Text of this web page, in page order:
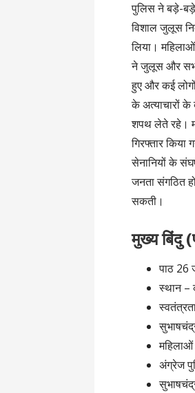
पुलिस ने बड़े-बड़े
विशाल जुलूस
लिया।
ने जुलूस और सभा
हुए और कई
के अत्याचारों
शपथ लेते रहे।
गिरफ्तार
सेनानियों के
जनता संगठित
सकती।
मुख्य बिंदु
पाठ 26
स्थान –
महिलाओं
अंग्रेज